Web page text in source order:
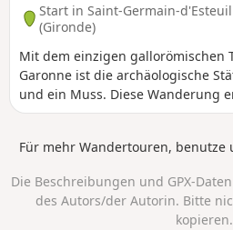
Start in Saint-Germain-d'Esteuil
(Gironde)
Mit dem einzigen gallorömischen
Garonne ist die archäologische
und ein Muss. Diese Wanderung
Rundgang durch die Gemeinde
Theaters der Stätte von Brion.
Für mehr Wandertouren, benutze
Die Beschreibungen und GPX-
des Autors/der Autorin. Bitte
kopieren.